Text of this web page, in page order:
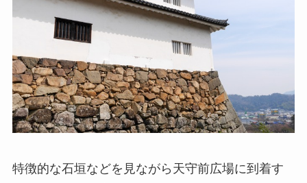
特徴的な石垣などを見ながら天守前広場に到着す